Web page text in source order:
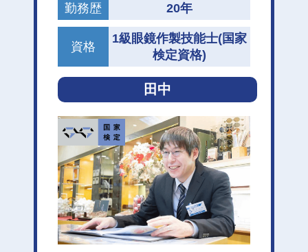
勤務歴 20年
資格
1級眼鏡作製技能士(国家
検定資格)
田中